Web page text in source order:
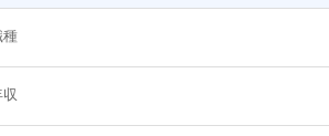
種
み込
ネットワーク・サーバ設計・構築
収
ルに関するキーワード